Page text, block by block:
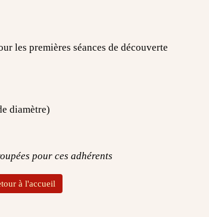
premières séances de découverte
diamètre)
pour ces adhérents
à l'accueil